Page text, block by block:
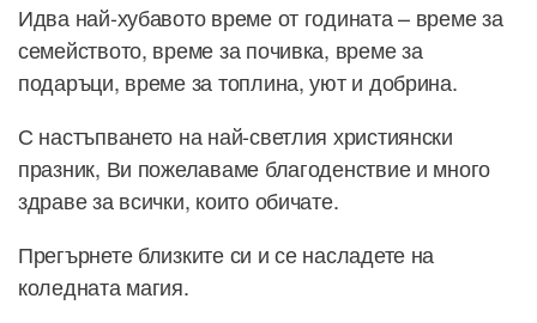
Идва най-хубавото време от годината – време за
семейството, време за почивка, време за
подаръци, време за топлина, уют и добрина.
С настъпването на най-светлия християнски
празник, Ви пожелаваме благоденствие и много
здраве за всички, които обичате.
Прегърнете близките си и се насладете на
коледната магия.